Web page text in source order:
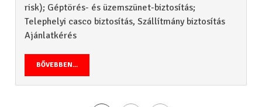
risk); Géptörés- és üzemszünet-biztosítás;
Telephelyi casco biztosítás, Szállítmány biztosítás
Ajánlatkérés
BŐVEBBEN...